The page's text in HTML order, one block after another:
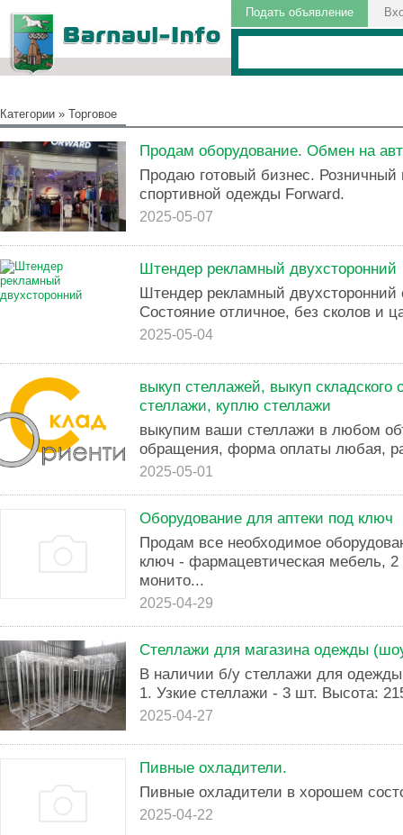
Подать объявление
Категории » Торговое
Продам оборудование. Обмен на
Продаю готовый бизнес. Розничный
спортивной одежды Forward.
2025-05-07
Штендер рекламный двухсторонний
Штендер рекламный двухсторонний
Состояние отличное, без сколов и
2025-05-04
выкуп стеллажей, выкуп складского
стеллажи, куплю стеллажи
выкупим ваши стеллажи в любом
обращения, форма оплаты любая,
2025-05-01
Оборудование для аптеки под ключ
Продам все необходимое
ключ - фармацевтическая мебель,
монито...
2025-04-29
Стеллажи для магазина одежды
В наличии б/у стеллажи для
1. Узкие стеллажи - 3 шт. Высота:
2025-04-27
Пивные охладители.
Пивные охладители в хорошем
2025-04-22